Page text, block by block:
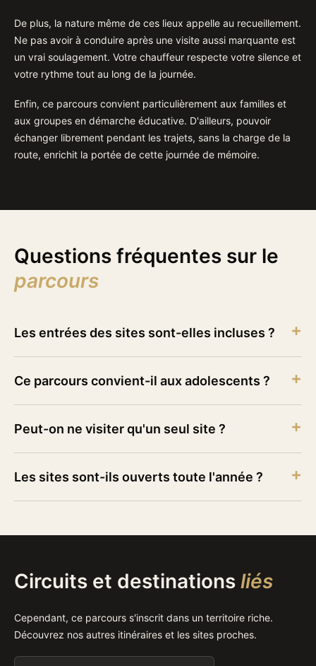
De plus, la nature même de ces lieux appelle au recueillement.
Ne pas avoir à conduire après une visite aussi marquante est
un vrai soulagement. Votre chauffeur respecte votre silence et
votre rythme tout au long de la journée.
Enfin, ce parcours convient particulièrement aux familles et
aux groupes en démarche éducative. D'ailleurs, pouvoir
échanger librement pendant les trajets, sans la charge de la
route, enrichit la portée de cette journée de mémoire.
Questions fréquentes sur le
parcours
Les entrées des sites sont-elles incluses ?
Ce parcours convient-il aux adolescents ?
Peut-on ne visiter qu'un seul site ?
Les sites sont-ils ouverts toute l'année ?
Circuits et destinations liés
Cependant, ce parcours s'inscrit dans un territoire riche.
Découvrez nos autres itinéraires et les sites proches.